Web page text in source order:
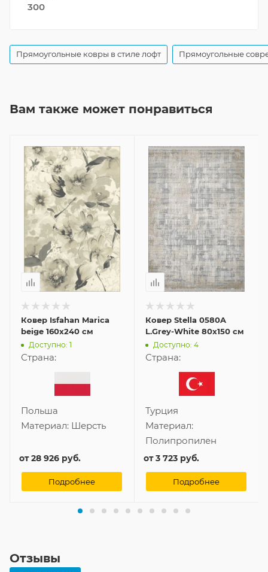
300
Прямоугольные ковры в стиле лофт Прямоугольные
Вам также может понравиться
Ковер Isfahan Marica
beige 160x240 см
Доступно: 1
Страна:
Польша
Материал: Шерсть
от28 926 руб.
Подробнее
Ковер Stella 0580A
L.Grey-White 80x150 см
Доступно: 4
Страна:
Турция
Материал:
Полипропилен
от3 723 руб.
Подробнее
Отзывы